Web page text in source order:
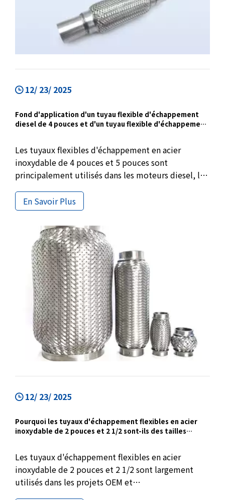
12/ 23/ 2025
Fond d'application d'un tuyau flexible d'échappement
diesel de 4 pouces et d'un tuyau flexible d'échappement
Les tuyaux flexibles d'échappement en acier
inoxydable de 4 pouces et 5 pouces sont
principalement utilisés dans les moteurs diesel, les
débit. Avec une doublure de verrouillage et un
matériau en acier inoxydable 304, ces tuyaux
flexibles conviennent à l'approvisionnement OEM,
aux projets de remplacement et aux achats en gros.
En Savoir Plus
12/ 23/ 2025
Pourquoi les tuyaux d'échappement flexibles en acier
inoxydable de 2 pouces et 2 1/2 sont-ils des tailles
Les tuyaux d'échappement flexibles en acier
inoxydable de 2 pouces et 2 1/2 sont largement
utilisés dans les projets OEM et